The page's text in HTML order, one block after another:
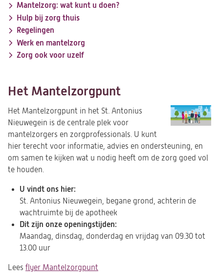
Mantelzorg: wat kunt u doen?
Hulp bij zorg thuis
Regelingen
Werk en mantelzorg
Zorg ook voor uzelf
Het Mantelzorgpunt
Het Mantelzorgpunt in het St. Antonius
Nieuwegein is de centrale plek voor
mantelzorgers en zorgprofessionals. U kunt
hier terecht voor informatie, advies en ondersteuning, en
om samen te kijken wat u nodig heeft om de zorg goed vol
te houden.
U vindt ons hier:
St. Antonius Nieuwegein, begane grond, achterin de
wachtruimte bij de apotheek
Dit zijn onze openingstijden:
Maandag, dinsdag, donderdag en vrijdag van 09.30 tot
13.00 uur
Lees flyer Mantelzorgpunt